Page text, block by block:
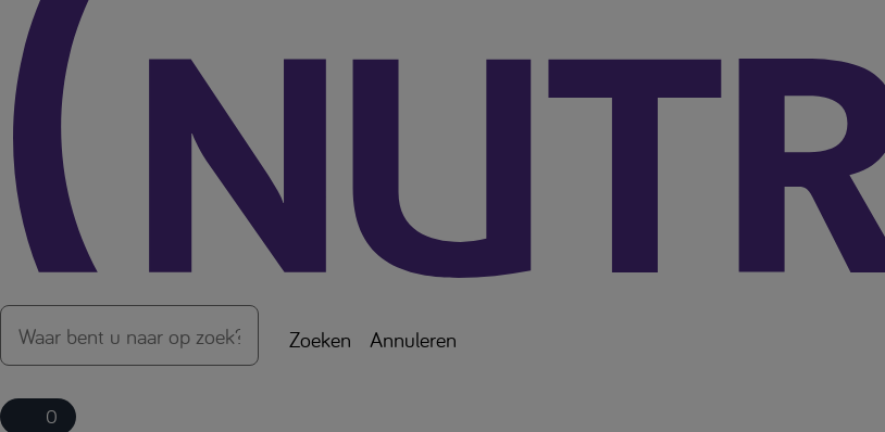
Zoeken
Annuleren
0